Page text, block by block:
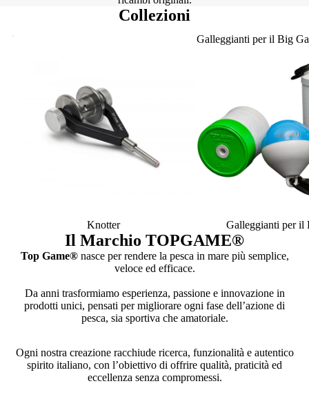
Collezioni
Knotter
Knotter
Galleggianti per il Big
Galleggianti per il
Il Marchio TOPGAME®
Top Game®nasce per rendere la pesca in mare più semplice,
veloce ed efficace.
Da anni trasformiamo esperienza, passione e innovazione in
prodotti unici, pensati per migliorare ogni fase dell’azione di
pesca, sia sportiva che amatoriale.
Ogni nostra creazione racchiude ricerca, funzionalità e autentico
spirito italiano, con l’obiettivo di offrire qualità, praticità ed
eccellenza senza compromessi.